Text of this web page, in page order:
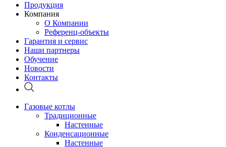
Продукция
Компания
О Компании
Референц-объекты
Гарантия и сервис
Наши партнеры
Обучение
Новости
Контакты
Газовые котлы
Традиционные
Настенные
Конденсационные
Настенные